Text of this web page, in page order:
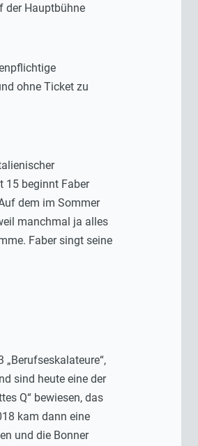
der Hauptbühne
ohne Ticket zu
15 beginnt Faber
dem im Sommer
manchmal ja alles
Faber singt seine
sind heute eine der
Q“ bewiesen, das
kam dann eine
und die Bonner